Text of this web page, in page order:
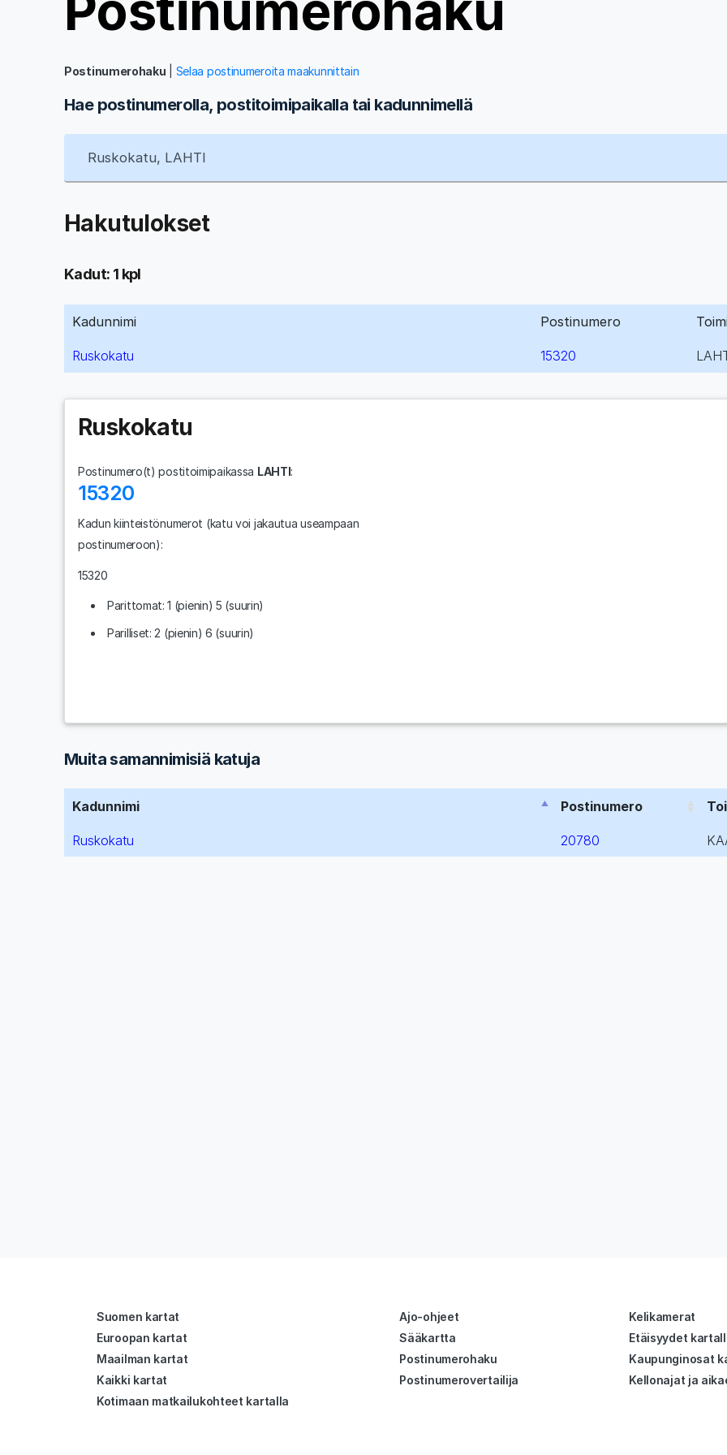
Postinumerohaku Selaa postinumeroita maakunnittain
Hae postinumerolla, postitoimipaikalla tai kadunnimellä
Hakutulokset
Kadut: 1 kpl
Kadunnimi Postinumero
Ruskokatu 15320
Ruskokatu
Postinumero(t) postitoimipaikassa LAHTI:
15320
Kadun kiinteistönumerot (katu voi jakautua useampaan
postinumeroon):
15320
Parittomat: 1 (pienin) 5 (suurin)
Parilliset: 2 (pienin) 6 (suurin)
Muita samannimisiä katuja
Kadunnimi Postinumero
Ruskokatu 20780
Suomen kartat
Euroopan kartat
Maailman kartat
Kaikki kartat
Kotimaan matkailukohteet kartalla
Ajo-ohjeet
Sääkartta
Postinumerohaku
Postinumerovertailija
Kelikamerat
Etäisyydet
Kaupunginosat
Kellonajat ja